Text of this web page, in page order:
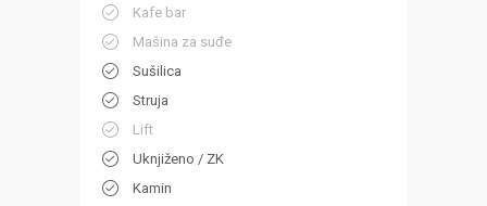
Kafe bar
Mašina za suđe
Sušilica
Struja
Lift
Uknjiženo / ZK
Kamin